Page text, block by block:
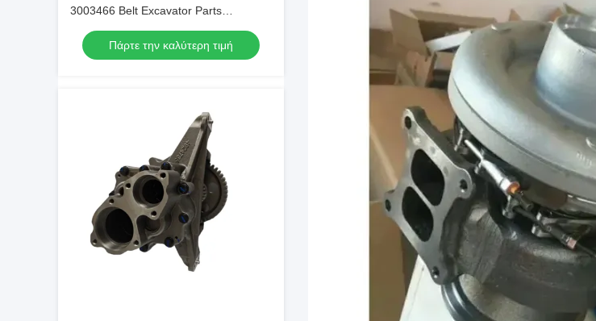
3003466 Belt Excavator Parts
Original/OEM
Πάρτε την καλύτερη τιμή